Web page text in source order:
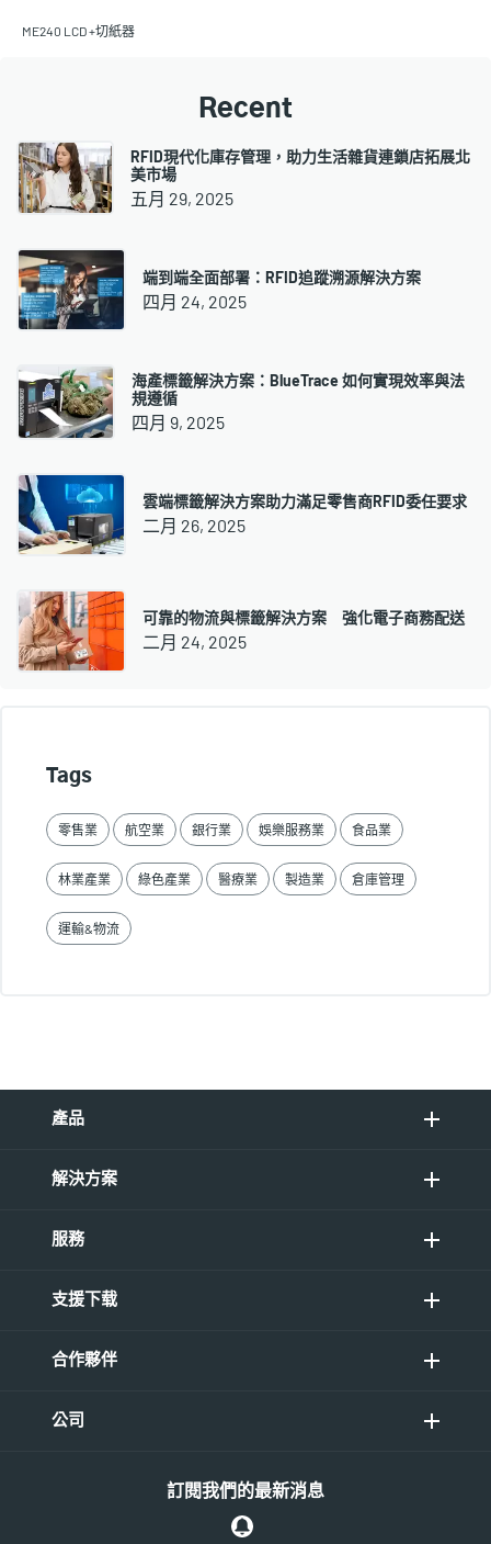
ME240 LCD +切紙器
Recent
RFID現代化庫存管理，助力生活雜貨連鎖店拓展北
美市場
五月 29, 2025
端到端全面部署：RFID追蹤溯源解決方案
四月 24, 2025
海產標籤解決方案：BlueTrace 如何實現效率與法
規遵循
四月 9, 2025
雲端標籤解決方案助力滿足零售商RFID委任要求
二月 26, 2025
可靠的物流與標籤解決方案 強化電子商務配送
二月 24, 2025
Tags
零售業 航空業 銀行業 娛樂服務業 食品業
林業產業 綠色產業 醫療業 製造業 倉庫管理
運輸&物流
產品
解決方案
服務
支援下载
合作夥伴
公司
訂閱我們的最新消息